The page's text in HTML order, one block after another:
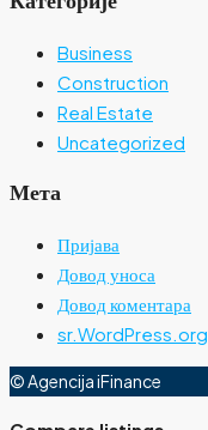
Business
Construction
Real Estate
Uncategorized
Мета
Пријава
Довод уноса
Довод коментара
sr.WordPress.org
© Agencija iFinance